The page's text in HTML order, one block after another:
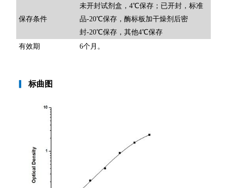
保存条件
未开封试剂盒，4℃保存；已开封，标准
品-20℃保存，酶标板加干燥剂后密
封-20℃保存，其他4℃保存
有效期
6个月。
标曲图